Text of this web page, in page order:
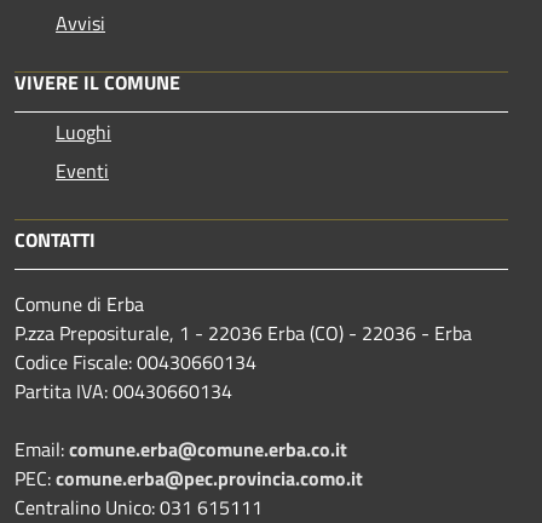
Avvisi
VIVERE IL COMUNE
Luoghi
Eventi
CONTATTI
Comune di Erba
P.zza Prepositurale, 1 - 22036 Erba (CO) - 22036 - Erba
Codice Fiscale: 00430660134
Partita IVA: 00430660134
Email:comune.erba@comune.erba.co.it
PEC:comune.erba@pec.provincia.como.it
Centralino Unico: 031 615111